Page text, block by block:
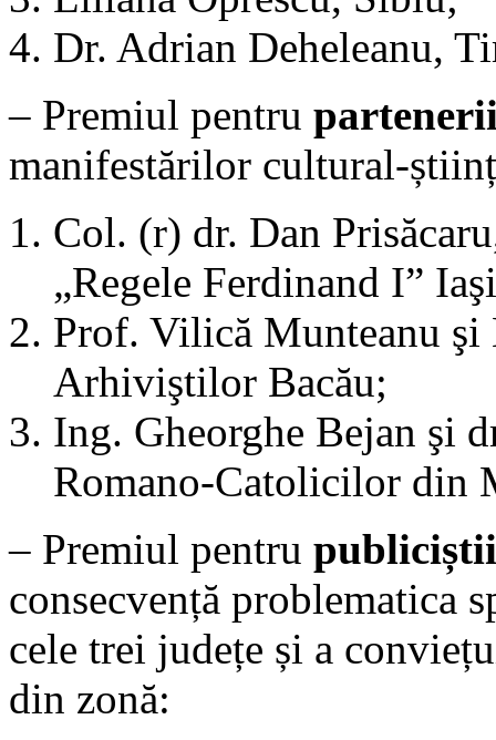
Dr. Adrian Deheleanu,
– Premiul pentru
manifestărilor cultural-
Col. (r) dr. Dan
„Regele Ferdinand I”
Prof. Vilică Munteanu şi
Arhiviştilor Bacău;
Ing. Gheorghe Bejan şi
Romano-Catolicilor din
– Premiul pentru publiciștii
consecvență problematica
cele trei județe și a
din zonă: